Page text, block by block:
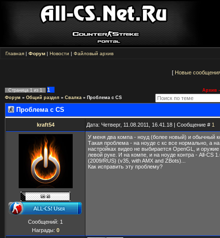
Главная | Форум | Новости | Файловый архив
[ Новые
Страница 1 из 1 1
Архив -
Форум » Общий раздел » Свалка » Проблема с CS
Проблема с CS
kraft54 Дата: Четверг, 11.08.2011, 16.41.18 | Сообщение # 1
Сообщений: 1
Награды: 0
У меня два компа - ноуд (более новый) и обычный
Такая проблема - на ноуде с кс все нормально, а
настройках видео не выбирается OpenGL, и
левой руке. И на компе, и на ноуде контра - All-CS
(2009/RUS) (v35, with AMX and ZBots)...
Как исправить эту проблему?